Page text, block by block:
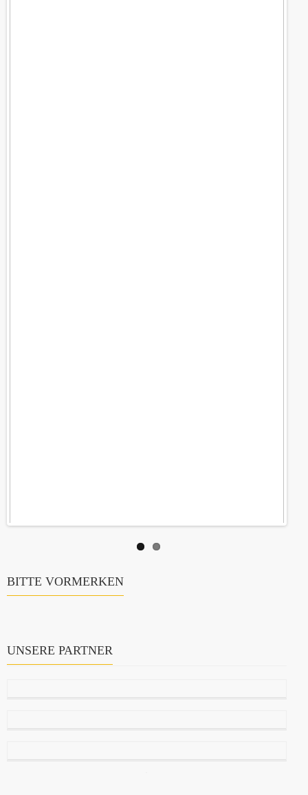
BITTE VORMERKEN
UNSERE PARTNER